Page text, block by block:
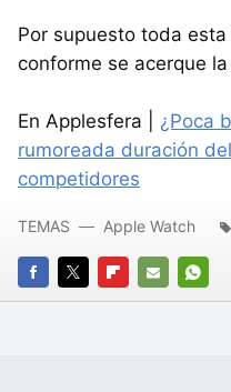
Por supuesto toda
conforme se acerque
En Applesfera | ¿Poca
rumoreada duración
competidores
FACEBOOK
TWITTERFLIPBOARD
E-
TEMAS Apple Watch